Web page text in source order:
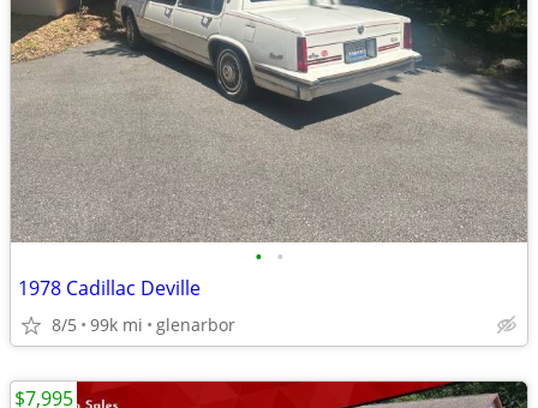
• •
1978 Cadillac Deville
8/5 99k mi glenarbor
$7,995